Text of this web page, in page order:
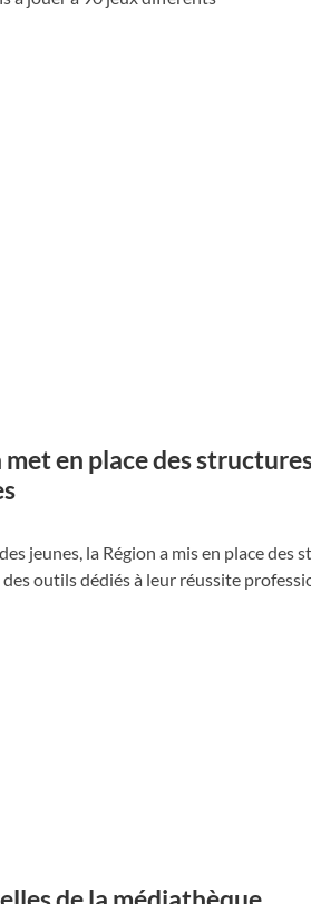
en place des
jeunes, la Région a mis en place des
outils dédiés à leur réussite